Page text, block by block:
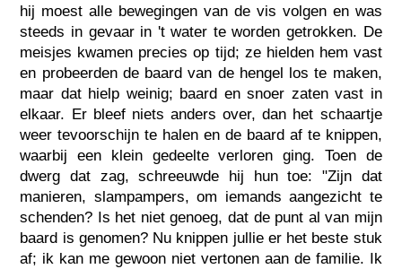
hij moest alle bewegingen van de vis volgen en was
steeds in gevaar in 't water te worden getrokken. De
meisjes kwamen precies op tijd; ze hielden hem vast
en probeerden de baard van de hengel los te maken,
maar dat hielp weinig; baard en snoer zaten vast in
elkaar. Er bleef niets anders over, dan het schaartje
weer tevoorschijn te halen en de baard af te knippen,
waarbij een klein gedeelte verloren ging. Toen de
dwerg dat zag, schreeuwde hij hun toe: "Zijn dat
manieren, slampampers, om iemands aangezicht te
schenden? Is het niet genoeg, dat de punt al van mijn
baard is genomen? Nu knippen jullie er het beste stuk
af; ik kan me gewoon niet vertonen aan de familie. Ik